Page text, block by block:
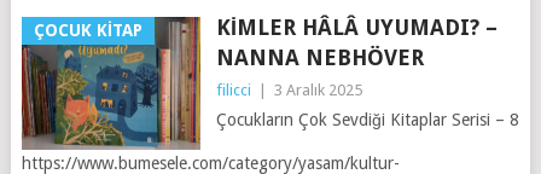
ÇOCUK KITAP
KIMLER HÂLÂ UYUMADI? –
NANNA NEBHÖVER
filicci 3 Aralık 2025
Çocukların Çok Sevdiği Kitaplar Serisi – 8
https://www.bumesele.com/category/yasam/kultur-